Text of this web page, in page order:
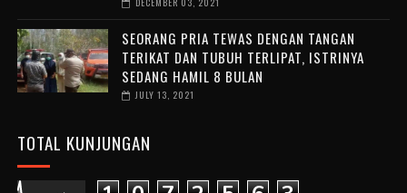
SEORANG PRIA TEWAS DENGAN TANGAN
TERIKAT DAN TUBUH TERLIPAT, ISTRINYA
SEDANG HAMIL 8 BULAN
JULY 13, 2021
TOTAL KUNJUNGAN